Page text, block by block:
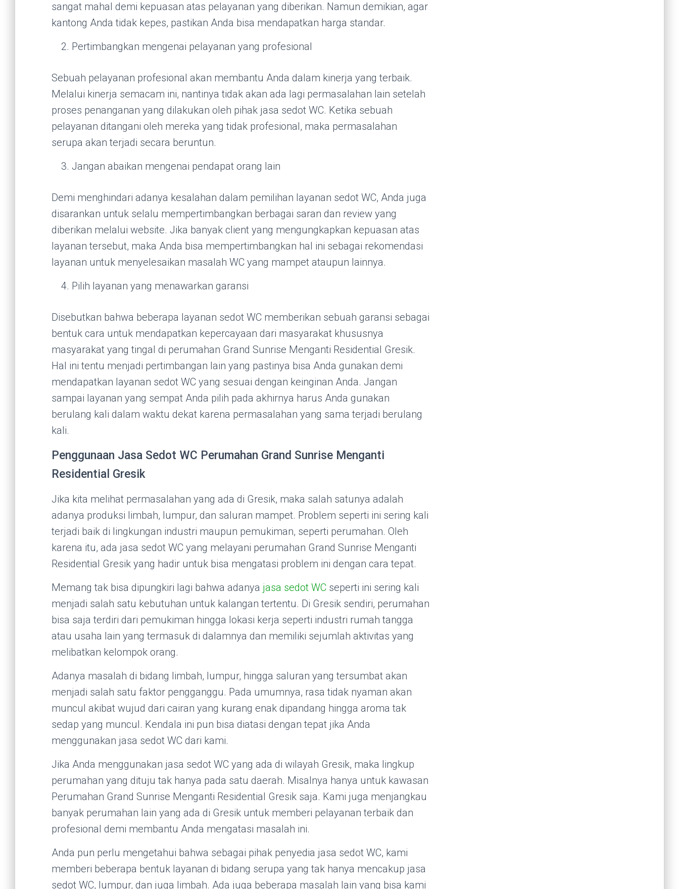
sangat mahal demi kepuasan atas pelayanan yang diberikan. Namun demikian, agar
kantong Anda tidak kepes, pastikan Anda bisa mendapatkan harga standar.
Pertimbangkan mengenai pelayanan yang profesional
Sebuah pelayanan profesional akan membantu Anda dalam kinerja yang terbaik.
Melalui kinerja semacam ini, nantinya tidak akan ada lagi permasalahan lain setelah
proses penanganan yang dilakukan oleh pihak jasa sedot WC. Ketika sebuah
pelayanan ditangani oleh mereka yang tidak profesional, maka permasalahan
serupa akan terjadi secara beruntun.
Jangan abaikan mengenai pendapat orang lain
Demi menghindari adanya kesalahan dalam pemilihan layanan sedot WC, Anda juga
disarankan untuk selalu mempertimbangkan berbagai saran dan review yang
diberikan melalui website. Jika banyak client yang mengungkapkan kepuasan atas
layanan tersebut, maka Anda bisa mempertimbangkan hal ini sebagai rekomendasi
layanan untuk menyelesaikan masalah WC yang mampet ataupun lainnya.
Pilih layanan yang menawarkan garansi
Disebutkan bahwa beberapa layanan sedot WC memberikan sebuah garansi sebagai
bentuk cara untuk mendapatkan kepercayaan dari masyarakat khususnya
masyarakat yang tingal di perumahan Grand Sunrise Menganti Residential Gresik.
Hal ini tentu menjadi pertimbangan lain yang pastinya bisa Anda gunakan demi
mendapatkan layanan sedot WC yang sesuai dengan keinginan Anda. Jangan
sampai layanan yang sempat Anda pilih pada akhirnya harus Anda gunakan
berulang kali dalam waktu dekat karena permasalahan yang sama terjadi berulang
kali.
Penggunaan Jasa Sedot WC Perumahan Grand Sunrise Menganti
Residential Gresik
Jika kita melihat permasalahan yang ada di Gresik, maka salah satunya adalah
adanya produksi limbah, lumpur, dan saluran mampet. Problem seperti ini sering kali
terjadi baik di lingkungan industri maupun pemukiman, seperti perumahan. Oleh
karena itu, ada jasa sedot WC yang melayani perumahan Grand Sunrise Menganti
Residential Gresik yang hadir untuk bisa mengatasi problem ini dengan cara tepat.
Memang tak bisa dipungkiri lagi bahwa adanya jasa sedot WC seperti ini sering kali
menjadi salah satu kebutuhan untuk kalangan tertentu. Di Gresik sendiri, perumahan
bisa saja terdiri dari pemukiman hingga lokasi kerja seperti industri rumah tangga
atau usaha lain yang termasuk di dalamnya dan memiliki sejumlah aktivitas yang
melibatkan kelompok orang.
Adanya masalah di bidang limbah, lumpur, hingga saluran yang tersumbat akan
menjadi salah satu faktor pengganggu. Pada umumnya, rasa tidak nyaman akan
muncul akibat wujud dari cairan yang kurang enak dipandang hingga aroma tak
sedap yang muncul. Kendala ini pun bisa diatasi dengan tepat jika Anda
menggunakan jasa sedot WC dari kami.
Jika Anda menggunakan jasa sedot WC yang ada di wilayah Gresik, maka lingkup
perumahan yang dituju tak hanya pada satu daerah. Misalnya hanya untuk kawasan
Perumahan Grand Sunrise Menganti Residential Gresik saja. Kami juga menjangkau
banyak perumahan lain yang ada di Gresik untuk memberi pelayanan terbaik dan
profesional demi membantu Anda mengatasi masalah ini.
Anda pun perlu mengetahui bahwa sebagai pihak penyedia jasa sedot WC, kami
memberi beberapa bentuk layanan di bidang serupa yang tak hanya mencakup jasa
sedot WC, lumpur, dan juga limbah. Ada juga beberapa masalah lain yang bisa kami